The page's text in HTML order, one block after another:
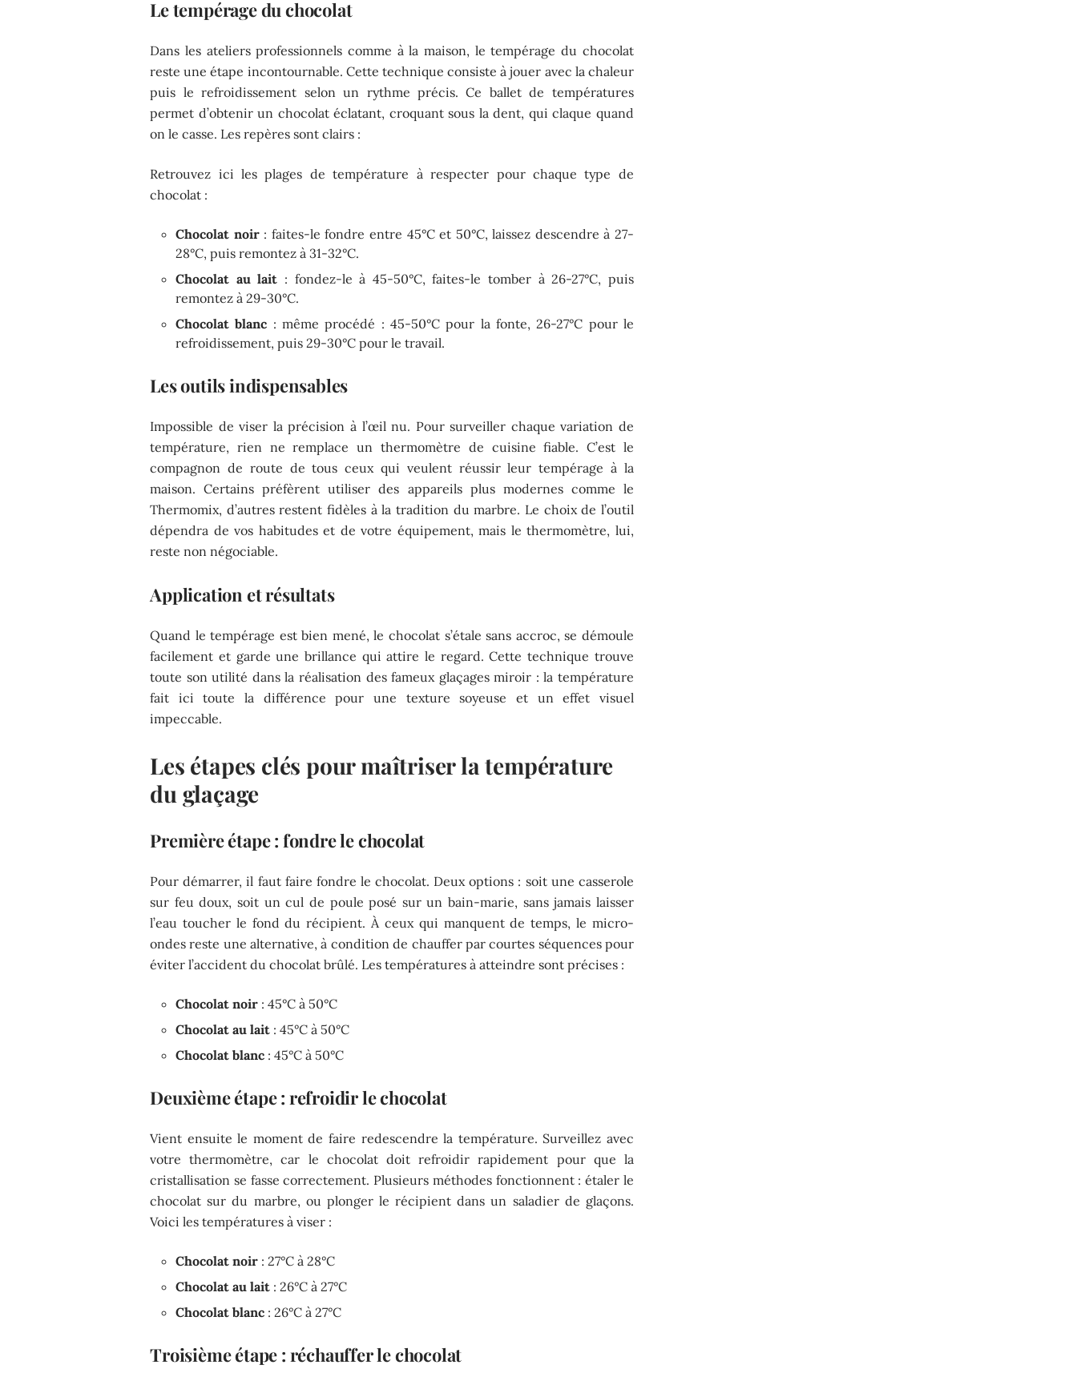
Le tempérage du chocolat
Dans les ateliers professionnels comme à la maison, le tempérage du chocolat
reste une étape incontournable. Cette technique consiste à jouer avec la chaleur
puis le refroidissement selon un rythme précis. Ce ballet de températures
permet d’obtenir un chocolat éclatant, croquant sous la dent, qui claque quand
on le casse. Les repères sont clairs :
Retrouvez ici les plages de température à respecter pour chaque type de
chocolat :
Chocolat noir: faites-le fondre entre 45°C et 50°C, laissez descendre à 27-
28°C, puis remontez à 31-32°C.
Chocolat au lait : fondez-le à 45-50°C, faites-le tomber à 26-27°C, puis
remontez à 29-30°C.
Chocolat blanc : même procédé : 45-50°C pour la fonte, 26-27°C pour le
refroidissement, puis 29-30°C pour le travail.
Les outils indispensables
Impossible de viser la précision à l’œil nu. Pour surveiller chaque variation de
température, rien ne remplace un thermomètre de cuisine fiable. C’est le
compagnon de route de tous ceux qui veulent réussir leur tempérage à la
maison. Certains préfèrent utiliser des appareils plus modernes comme le
Thermomix, d’autres restent fidèles à la tradition du marbre. Le choix de l’outil
dépendra de vos habitudes et de votre équipement, mais le thermomètre, lui,
reste non négociable.
Application et résultats
Quand le tempérage est bien mené, le chocolat s’étale sans accroc, se démoule
facilement et garde une brillance qui attire le regard. Cette technique trouve
toute son utilité dans la réalisation des fameux glaçages miroir : la température
fait ici toute la différence pour une texture soyeuse et un effet visuel
impeccable.
Les étapes clés pour maîtriser la température
du glaçage
Première étape : fondre le chocolat
Pour démarrer, il faut faire fondre le chocolat. Deux options : soit une casserole
sur feu doux, soit un cul de poule posé sur un bain-marie, sans jamais laisser
l’eau toucher le fond du récipient. À ceux qui manquent de temps, le micro-
ondes reste une alternative, à condition de chauffer par courtes séquences pour
éviter l’accident du chocolat brûlé. Les températures à atteindre sont précises :
Chocolat noir : 45°C à 50°C
Chocolat au lait : 45°C à 50°C
Chocolat blanc : 45°C à 50°C
Deuxième étape : refroidir le chocolat
Vient ensuite le moment de faire redescendre la température. Surveillez avec
votre thermomètre, car le chocolat doit refroidir rapidement pour que la
cristallisation se fasse correctement. Plusieurs méthodes fonctionnent : étaler le
chocolat sur du marbre, ou plonger le récipient dans un saladier de glaçons.
Voici les températures à viser :
Chocolat noir : 27°C à 28°C
Chocolat au lait : 26°C à 27°C
Chocolat blanc : 26°C à 27°C
Troisième étape : réchauffer le chocolat